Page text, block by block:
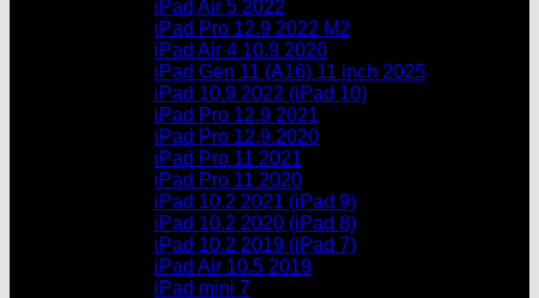
iPad Air 5 2022
iPad Pro 12.9 2022 M2
iPad Air 4 10.9 2020
iPad Gen 11 (A16) 11 inch 2025
iPad 10.9 2022 (iPad 10)
iPad Pro 12.9 2021
iPad Pro 12.9.2020
iPad Pro 11 2021
iPad Pro 11 2020
iPad 10.2 2021 (iPad 9)
iPad 10.2 2020 (iPad 8)
iPad 10.2 2019 (iPad 7)
iPad Air 10.5 2019
iPad mini 7